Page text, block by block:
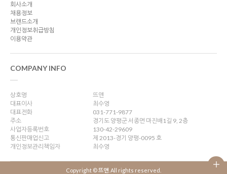
회사소개
채용정보
브랜드소개
개인정보취급방침
이용약관
COMPANY INFO
상호명
뜨앤
대표이사
최수영
대표전화
031-771-9877
주소
경기도 양평군 서종면 마진배1길 9, 2층
사업자등록번호
130-42-29609
통신판매업신고
제 2013-경기 양평-0095 호
개인정보관리책임자
최수영
Copyright ©뜨앤 . All rights reserved.